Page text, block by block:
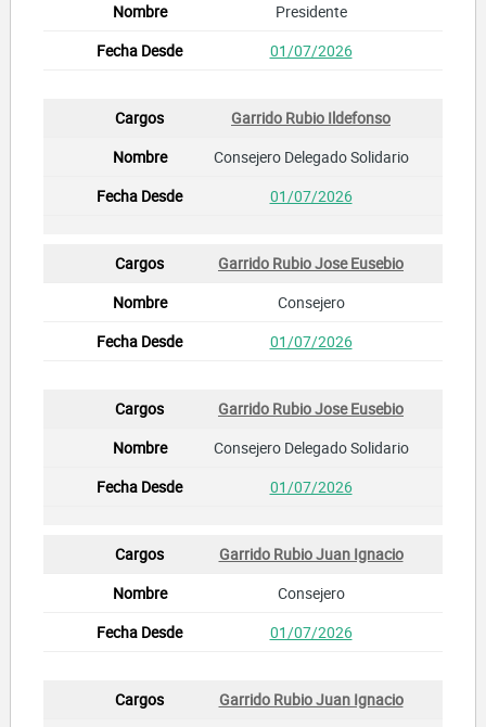
Presidente
01/07/2026
Garrido Rubio Ildefonso
Consejero Delegado Solidario
01/07/2026
Garrido Rubio Jose Eusebio
Consejero
01/07/2026
Garrido Rubio Jose Eusebio
Consejero Delegado Solidario
01/07/2026
Garrido Rubio Juan Ignacio
Consejero
01/07/2026
Garrido Rubio Juan Ignacio